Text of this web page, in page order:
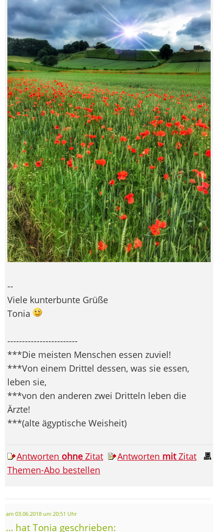
--
Viele kunterbunte Grüße
Tonia
------------------------
***Die meisten Menschen essen zuviel!
***Von einem Drittel dessen, was sie essen,
leben sie,
***von den anderen zwei Dritteln leben die
Ärzte!
***(alte ägyptische Weisheit)
Antworten ohne Zitat Antworten mitZitat
Themen-Abo bestellen
am 03.06.2018 um 20:51 Uhr
... hat Tonia geschrieben: